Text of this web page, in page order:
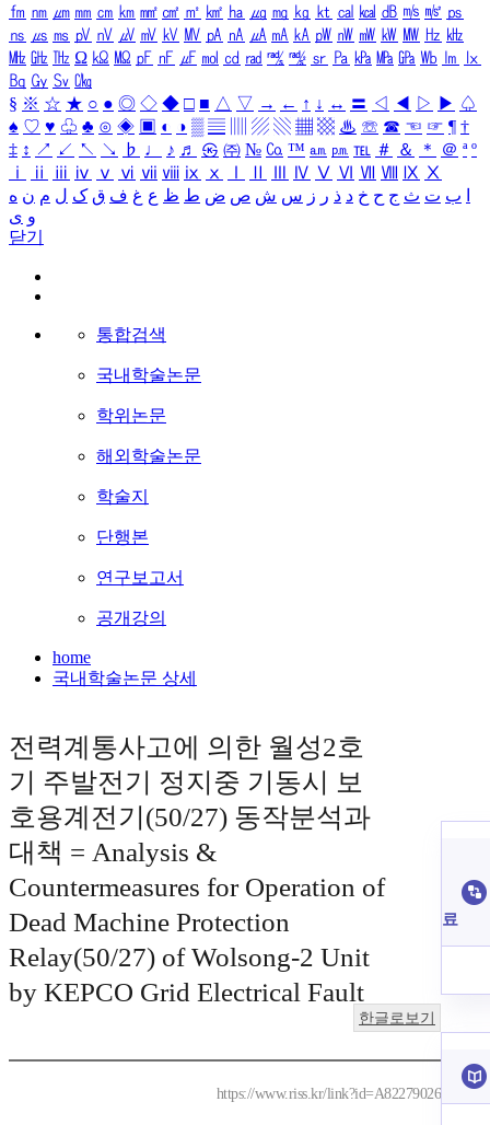
㎙ ㎚ ㎛ ㎜ ㎝ ㎞ ㎟ ㎠ ㎡ ㎢ ㏊ ㎍ ㎎ ㎏ ㏏ ㎈ ㎉ ㏈ ㎧ ㎨ ㎰
㎱ ㎲ ㎳ ㎴ ㎵ ㎶ ㎷ ㎸ ㎹ ㎀ ㎁ ㎂ ㎃ ㎄ ㎺ ㎻ ㎽ ㎾ ㎿ ㎐ ㎑
㎒ ㎓ ㎔ Ω ㏀ ㏁ ㎊ ㎋ ㎌ ㏖ ㏅ ㎭ ㎮ ㎯ ㏛ ㎩ ㎪ ㎫ ㎬ ㏝ ㏐
㏓
㏃ ㏉ ㏜ ㏆
§ ※ ☆ ★ ○ ● ◎ ◇ ◆ □ ■ △ ▽ → ← ↑ ↓ ↔ 〓 ◁ ◀ ▷ ▶ ♤
♠ ♡ ♥ ♧ ♣ ⊙ ◈ ▣ ◐ ◑ ▒ ▤ ▨ ▧ ▦ ▩ ♨ ☏ ☎ ☜ ☞ ¶ †
‡ ↕ ↗ ↙ ↖ ↘ ♭ ♩ ♪ ♬ ㉿ ㈜ № ㏇ ™ ㏂ ㏘ ℡ ＃ ＆ ＊ ＠ ª º
ⅰ
ⅱ ⅲ ⅳ ⅴ ⅵ ⅶ ⅷ ⅸ ⅹ Ⅳ Ⅴ Ⅵ Ⅶ Ⅷ Ⅸ Ⅹ
ب ت ث ج ح خ د ذ ر ز س ش ص ض ط ظ ع غ ف ق ک ل م ن ه
و ی
닫기
통합검색
국내학술논문
학위논문
해외학술논문
학술지
단행본
연구보고서
공개강의
home
국내학술논문 상세
전력계통사고에 의한 월성2호
기 주발전기 정지중 기동시 보
호용계전기(50/27) 동작분석과
대책 = Analysis &
Countermeasures for Operation of
Dead Machine Protection
Relay(50/27) of Wolsong-2 Unit
by KEPCO Grid Electrical Fault
한글로보기
https://www.riss.kr/link?id=A82279026
료